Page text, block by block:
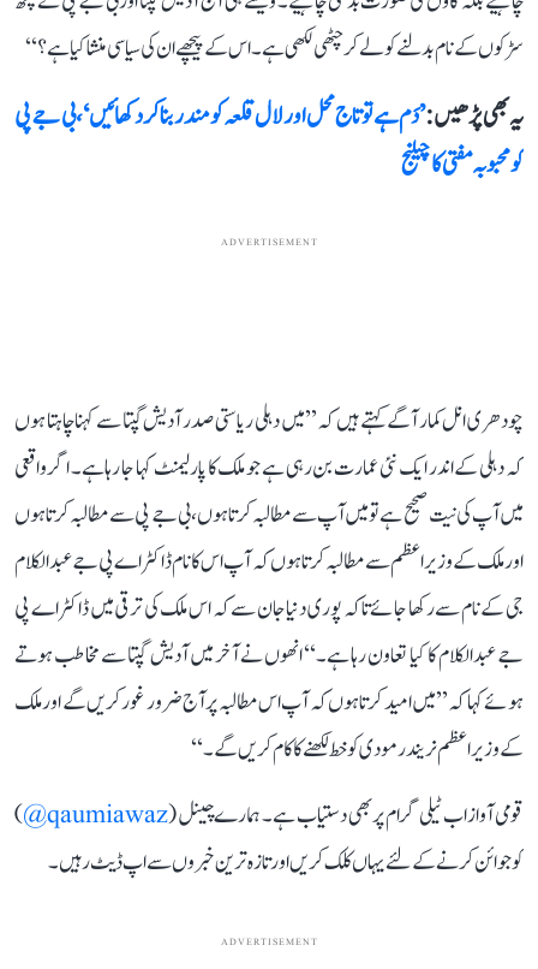
سڑکوں کے نام بدلنے کو لے کر چٹھی لکھی ہے۔ اس کے پیچھے ان کی سیاسی منشا کیا ہے؟‘‘
یہ بھی پڑھیں :’دَم ہے تو تاج محل اور لال قلعہ کو مندر بنا کر دکھائیں‘، بی جے پی
کو محبوبہ مفتی کا چیلنج
ADVERTISEMENT
چودھری انل کمار آگے کہتے ہیں کہ ’’میں دہلی ریاستی صدر آدیش گپتا سے کہنا چاہتا ہوں
کہ دہلی کے اندر ایک نئی عمارت بن رہی ہے جو ملک کا پارلیمنٹ کہا جا رہا ہے۔ اگر واقعی
میں آپ کی نیت صحیح ہے تو میں آپ سے مطالبہ کرتا ہوں، بی جے پی سے مطالبہ کرتا ہوں
اور ملک کے وزیر اعظم سے مطالبہ کرتا ہوں کہ آپ اس کا نام ڈاکٹر اے پی جے عبدالکلام
جی کے نام سے رکھا جائے تاکہ پوری دنیا جان سے کہ اس ملک کی ترقی میں ڈاکٹر اے پی
جے عبدالکلام کا کیا تعاون رہا ہے۔‘‘ انھوں نے آخر میں آدیش گپتا سے مخاطب ہوتے
ہوئے کہا کہ ’’میں امید کرتا ہوں کہ آپ اس مطالبہ پر آج ضرور غور کریں گے اور ملک
کے وزیر اعظم نریندر مودی کو خط لکھنے کا کام کریں گے۔‘‘
قومی آواز اب ٹیلی گرام پر بھی دستیاب ہے۔ ہمارے چینل (qaumiawaz@
)
کو جوائن کرنے کے لئے یہاں کلک کریں اور تازہ ترین خبروں سے اپ ڈیٹ رہیں۔
ADVERTISEMENT